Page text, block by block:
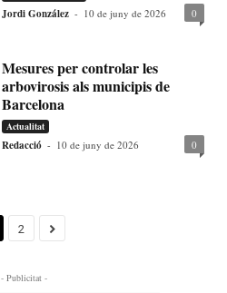
Jordi González - 10 de juny de 2026 0
Mesures per controlar les
arbovirosis als municipis de
Barcelona
Actualitat
Redacció - 10 de juny de 2026 0
2
- Publicitat -